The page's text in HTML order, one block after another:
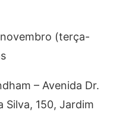
(terça-
– Avenida Dr.
Silva, 150, Jardim